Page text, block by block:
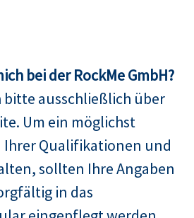
bei der RockMe GmbH?
bitte ausschließlich über
Um ein möglichst
Qualifikationen und
sollten Ihre Angaben
in das